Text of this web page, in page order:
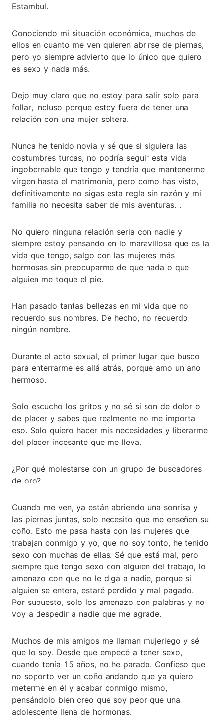
Estambul.
Conociendo mi situación económica, muchos de
ellos en cuanto me ven quieren abrirse de piernas,
pero yo siempre advierto que lo único que quiero
es sexo y nada más.
Dejo muy claro que no estoy para salir solo para
follar, incluso porque estoy fuera de tener una
relación con una mujer soltera.
Nunca he tenido novia y sé que si siguiera las
costumbres turcas, no podría seguir esta vida
ingobernable que tengo y tendría que mantenerme
virgen hasta el matrimonio, pero como has visto,
definitivamente no sigas esta regla sin razón y mi
familia no necesita saber de mis aventuras. .
No quiero ninguna relación seria con nadie y
siempre estoy pensando en lo maravillosa que es la
vida que tengo, salgo con las mujeres más
hermosas sin preocuparme de que nada o que
alguien me toque el pie.
Han pasado tantas bellezas en mi vida que no
recuerdo sus nombres. De hecho, no recuerdo
ningún nombre.
Durante el acto sexual, el primer lugar que busco
para enterrarme es allá atrás, porque amo un ano
hermoso.
Solo escucho los gritos y no sé si son de dolor o
de placer y sabes que realmente no me importa
eso. Solo quiero hacer mis necesidades y liberarme
del placer incesante que me lleva.
¿Por qué molestarse con un grupo de buscadores
de oro?
Cuando me ven, ya están abriendo una sonrisa y
las piernas juntas, solo necesito que me enseñen su
coño. Esto me pasa hasta con las mujeres que
trabajan conmigo y yo, que no soy tonto, he tenido
sexo con muchas de ellas. Sé que está mal, pero
siempre que tengo sexo con alguien del trabajo, lo
amenazo con que no le diga a nadie, porque si
alguien se entera, estaré perdido y mal pagado.
Por supuesto, solo los amenazo con palabras y no
voy a despedir a nadie que me agrade.
Muchos de mis amigos me llaman mujeriego y sé
que lo soy. Desde que empecé a tener sexo,
cuando tenía 15 años, no he parado. Confieso que
no soporto ver un coño andando que ya quiero
meterme en él y acabar conmigo mismo,
pensándolo bien creo que soy peor que una
adolescente llena de hormonas.